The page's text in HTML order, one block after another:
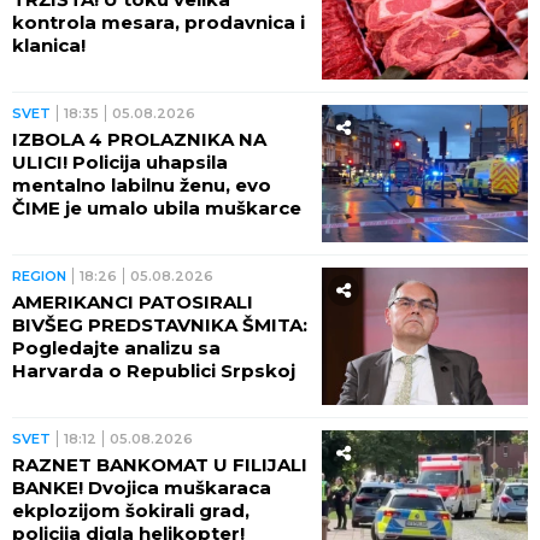
kontrola mesara, prodavnica i
klanica!
SVET 18:35 05.08.2026
IZBOLA 4 PROLAZNIKA NA
ULICI! Policija uhapsila
mentalno labilnu ženu, evo
ČIME je umalo ubila muškarce
REGION 18:26 05.08.2026
AMERIKANCI PATOSIRALI
BIVŠEG PREDSTAVNIKA ŠMITA:
Pogledajte analizu sa
Harvarda o Republici Srpskoj
SVET 18:12 05.08.2026
RAZNET BANKOMAT U FILIJALI
BANKE! Dvojica muškaraca
ekplozijom šokirali grad,
policija digla helikopter!